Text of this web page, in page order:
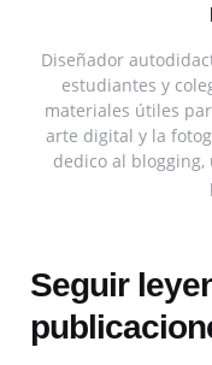
Diseñador
estudiantes y
materiales útiles
arte digital y la
dedico al
Seguir